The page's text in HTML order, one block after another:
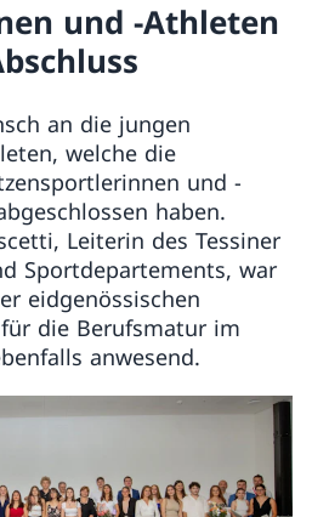
und -Athleten
an die jungen
welche die
und -
haben.
Leiterin des Tessiner
Sportdepartements, war
eidgenössischen
die Berufsmatur im
anwesend.